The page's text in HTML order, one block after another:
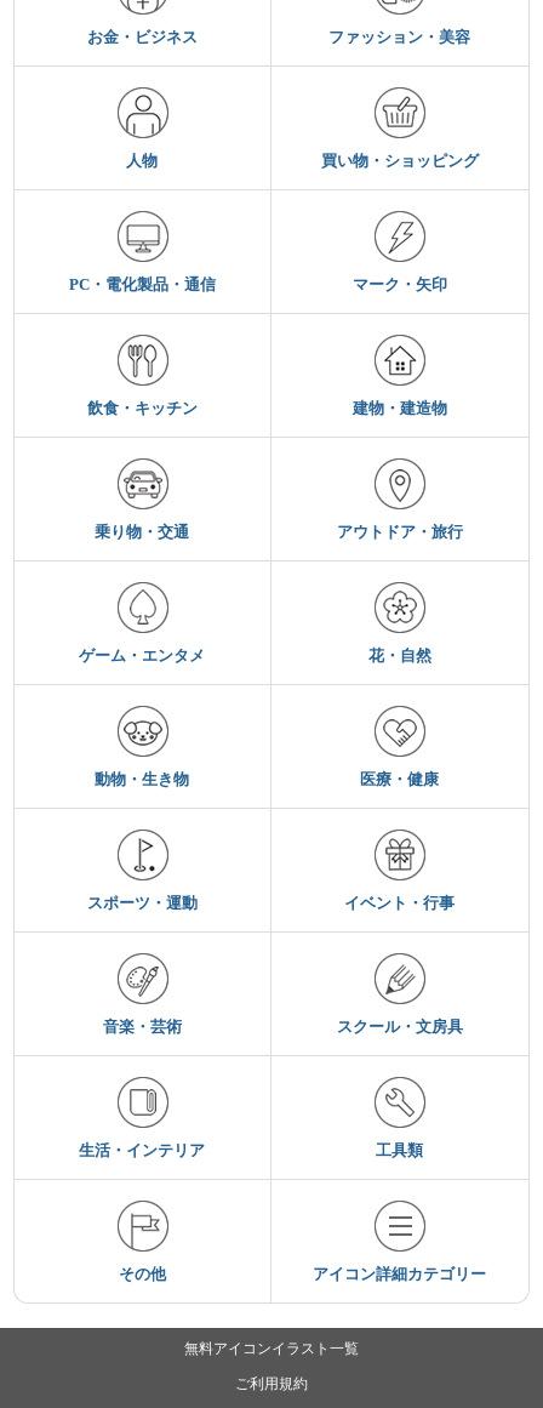
お金・ビジネス ファッション・美容
人物 買い物・ショッピング
PC・電化製品・通信 マーク・矢印
飲食・キッチン 建物・建造物
乗り物・交通 アウトドア・旅行
ゲーム・エンタメ 花・自然
動物・生き物 医療・健康
スポーツ・運動 イベント・行事
音楽・芸術 スクール・文房具
生活・インテリア 工具類
その他 アイコン詳細カテゴリー
無料アイコンイラスト一覧
ご利用規約